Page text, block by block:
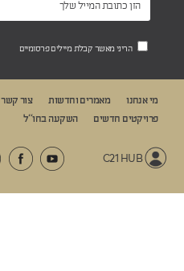
הריני מאשר קבלת מיילים פרסומיים
מי אנחנו מאמרים וחדשות צור קשר
פרויקטים חדשים
השקעה בחו“ל
C21 HUB